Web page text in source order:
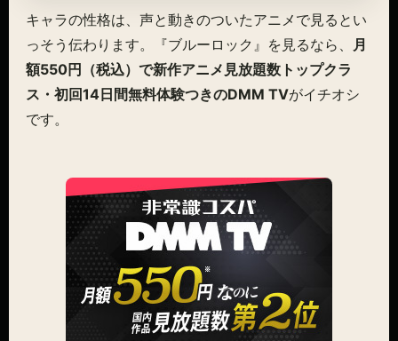
キャラの性格は、声と動きのついたアニメで見るとい
っそう伝わります。『ブルーロック』を見るなら、 月
額550円（税込）で新作アニメ見放題数トップクラ
ス・初回14日間無料体験つきのDMM TVがイチオシ
です。